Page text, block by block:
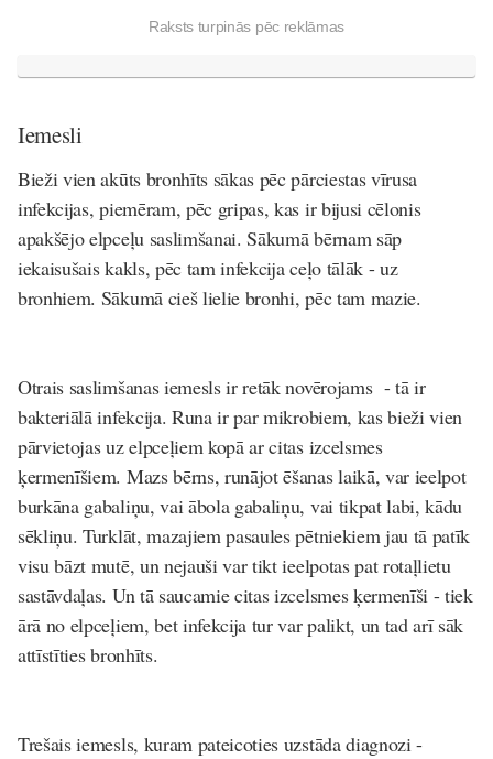
Raksts turpinās pēc reklāmas
Iemesli
Bieži vien akūts bronhīts sākas pēc pārciestas vīrusa
infekcijas, piemēram, pēc gripas, kas ir bijusi cēlonis
apakšējo elpceļu saslimšanai. Sākumā bērnam sāp
iekaisušais kakls, pēc tam infekcija ceļo tālāk - uz
bronhiem. Sākumā cieš lielie bronhi, pēc tam mazie.
Otrais saslimšanas iemesls ir retāk novērojams - tā ir
bakteriālā infekcija. Runa ir par mikrobiem, kas bieži vien
pārvietojas uz elpceļiem kopā ar citas izcelsmes
ķermenīšiem. Mazs bērns, runājot ēšanas laikā, var ieelpot
burkāna gabaliņu, vai ābola gabaliņu, vai tikpat labi, kādu
sēkliņu. Turklāt, mazajiem pasaules pētniekiem jau tā patīk
visu bāzt mutē, un nejauši var tikt ieelpotas pat rotaļlietu
sastāvdaļas. Un tā saucamie citas izcelsmes ķermenīši - tiek
ārā no elpceļiem, bet infekcija tur var palikt, un tad arī sāk
attīstīties bronhīts.
Trešais iemesls, kuram pateicoties uzstāda diagnozi -